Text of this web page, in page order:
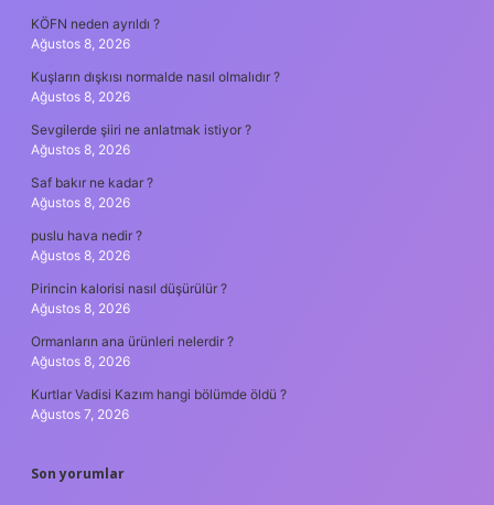
KÖFN neden ayrıldı ?
Ağustos 8, 2026
Kuşların dışkısı normalde nasıl olmalıdır ?
Ağustos 8, 2026
Sevgilerde şiiri ne anlatmak istiyor ?
Ağustos 8, 2026
Saf bakır ne kadar ?
Ağustos 8, 2026
puslu hava nedir ?
Ağustos 8, 2026
Pirincin kalorisi nasıl düşürülür ?
Ağustos 8, 2026
Ormanların ana ürünleri nelerdir ?
Ağustos 8, 2026
Kurtlar Vadisi Kazım hangi bölümde öldü ?
Ağustos 7, 2026
Son yorumlar